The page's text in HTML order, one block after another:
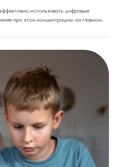
использовать цифровые
при этом концентрацию на главном.